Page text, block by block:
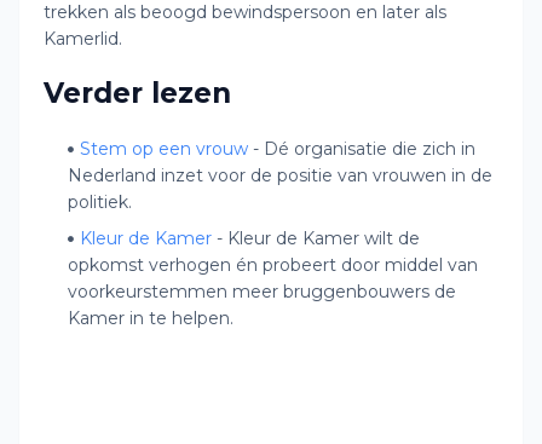
trekken als beoogd bewindspersoon en later als
Kamerlid.
Verder lezen
Stem op een vrouw - Dé organisatie die zich in
Nederland inzet voor de positie van vrouwen in de
politiek.
Kleur de Kamer - Kleur de Kamer wilt de
opkomst verhogen én probeert door middel van
voorkeurstemmen meer bruggenbouwers de
Kamer in te helpen.